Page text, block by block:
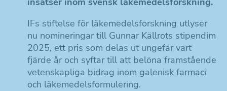
IFs stiftelse för läkemedelsforskning utlyser
nu nomineringar till Gunnar Källrots stipendim
2025, ett pris som delas ut ungefär vart
fjärde år och syftar till att belöna framstående
vetenskapliga bidrag inom galenisk farmaci
och läkemedelsformulering.